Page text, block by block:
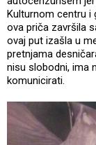
Kulturnom centru i
ova priča završila
ovaj put izašla u
pretnjama
nisu slobodni, ima
komunicirati.